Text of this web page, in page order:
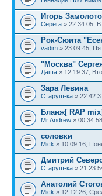
Игорь
Серёга » 22:34:05,
Рок-Сюита
vadim » 23:09:45,
"Москва"
Даша » 12:19:37,
Зара Левина
Старуш-ка »
Бланж[ RAP
Mr.Andrew »
соловки
Mick » 10:09:16,
Дмитрий
Старуш-ка »
Анатолий
Mick » 12:12:26,